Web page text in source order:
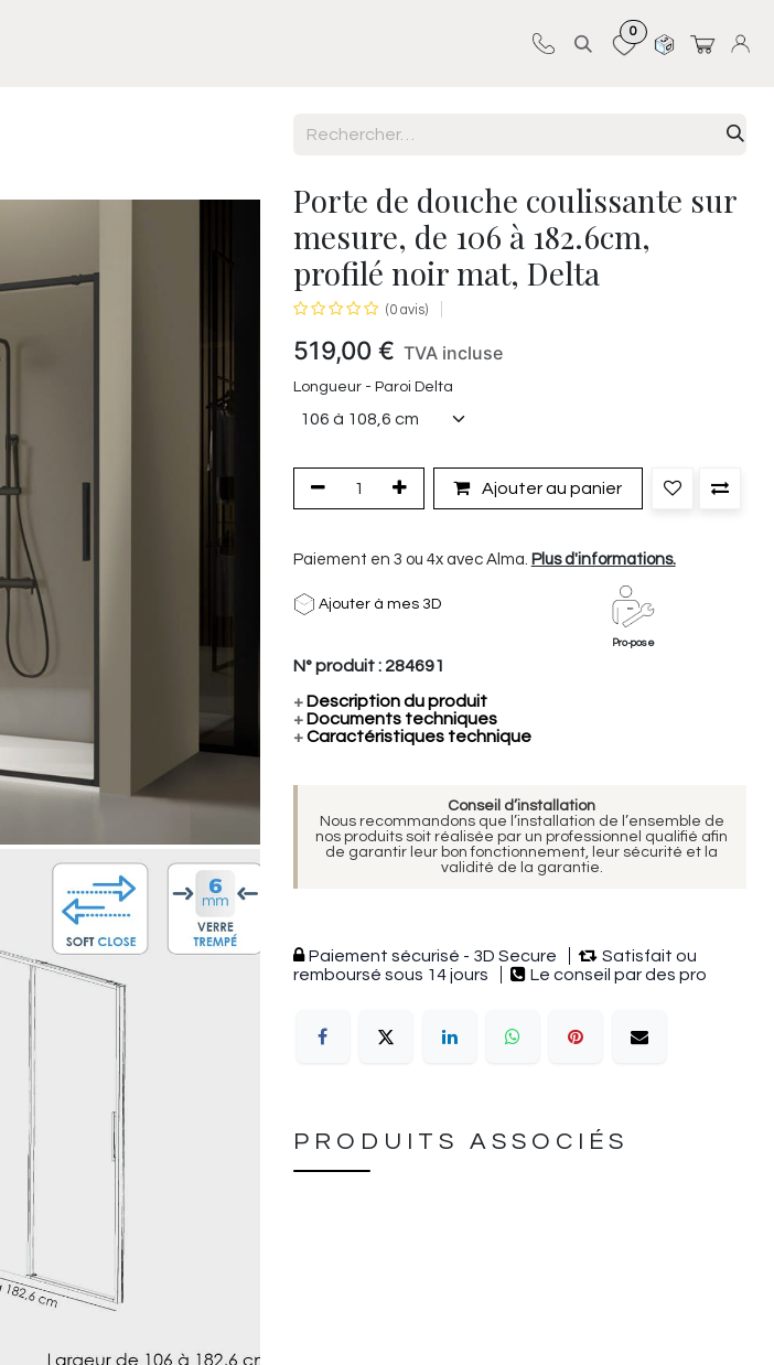
0
Porte de douche coulissante sur
mesure, de 106 à 182.6cm,
profilé noir mat, Delta
(0 avis)
519,00€ TVA incluse
Longueur - Paroi Delta
Ajouter au panier
Paiement en 3 ou 4x avec Alma. Plus d'informations.
Ajouter à mes 3D
Pro-pose
N° produit : 284691
+Description du produit
+Documents techniques
+Caractéristiques technique
Conseil d’installation
Nous recommandons que l’installation de l’ensemble de
nos produits soit réalisée par un professionnel qualifié afin
de garantir leur bon fonctionnement, leur sécurité et la
validité de la garantie.
Paiement sécurisé - 3D Secure
Satisfait ou
remboursé sous 14 jours
Le conseil par des pro
PRODUITS ASSOCIÉS